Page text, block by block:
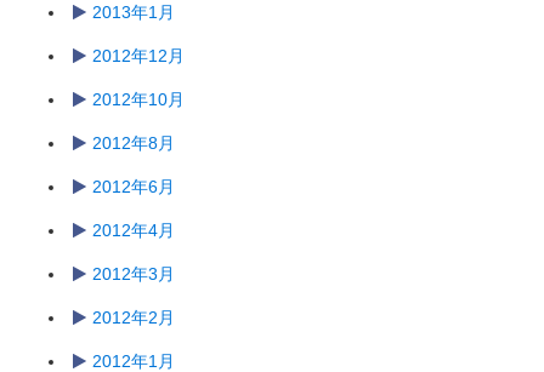
2013年1月
2012年12月
2012年10月
2012年8月
2012年6月
2012年4月
2012年3月
2012年2月
2012年1月